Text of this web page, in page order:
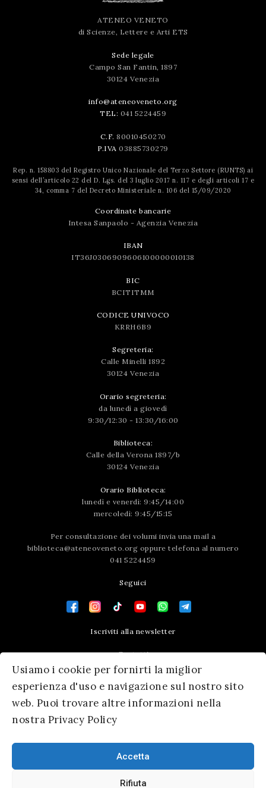
Usiamo i cookie per fornirti la miglior
esperienza d'uso e navigazione sul nostro sito
web. Puoi trovare altre informazioni nella
nostra Privacy Policy
Accetta
Rifiuta
ATENEO VENETO
di Scienze, Lettere e Arti ETS
Sede legale
Campo San Fantin, 1897
30124 Venezia
info@ateneoveneto.org
TEL: 041 5224459
C.F. 80010450270
P.IVA 03885730279
Rep. n. 158803 del Registro Unico Nazionale del Terzo Settore (RUNTS) ai
sensi dell’articolo 22 del D. Lgs. del 3 luglio 2017 n. 117 e degli articoli 17 e
34, comma 7 del Decreto Ministeriale n. 106 del 15/09/2020
Coordinate bancarie
Intesa Sanpaolo - Agenzia Venezia
IBAN
IT36J0306909606100000010138
BIC
BCITITMM
CODICE UNIVOCO
KRRH6B9
Segreteria:
Calle Minelli 1892
30124 Venezia
Orario segreteria:
da lunedì a giovedì
9:30/12:30 - 13:30/16:00
Biblioteca:
Calle della Verona 1897/b
30124 Venezia
Orario Biblioteca:
lunedì e venerdì: 9:45/14:00
mercoledì: 9:45/15:15
Per consultazione dei volumi invia una mail a
biblioteca@ateneoveneto.org oppure telefona al numero
041 5224459
Seguici
Iscriviti alla newsletter
Contatti